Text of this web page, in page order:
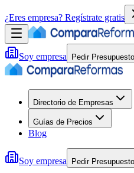
¿Eres empresa? Regístrate gratis
Soy empresa Pedir Presupuesto
Directorio de Empresas
Guías de Precios
Blog
Soy empresa Pedir Presupuesto